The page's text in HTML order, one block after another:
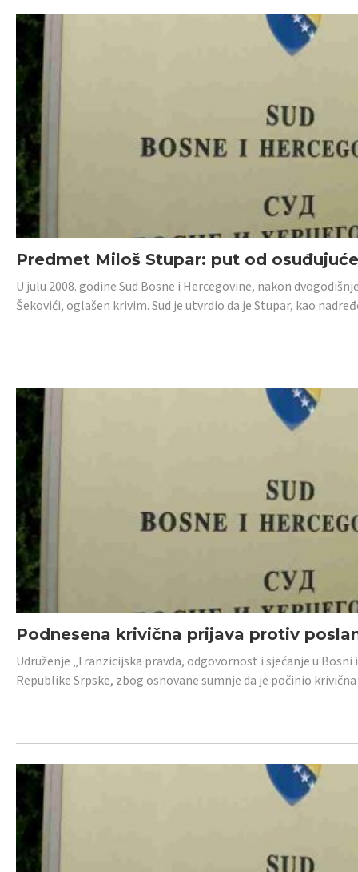
Predmet Miloš Stupar: put od
U julu 2008. godine Sud Bosne i Hercegovine, nakon
Šekovići, oglašen krivim. Sud je utvrdio da je Stupar, kao
Podnesena krivična prijava protiv
Udruženje „Tranzicijska pravda, odgovornost i sjećanje u
Republike Srpske, zbog osnovane sumnje da je počinio